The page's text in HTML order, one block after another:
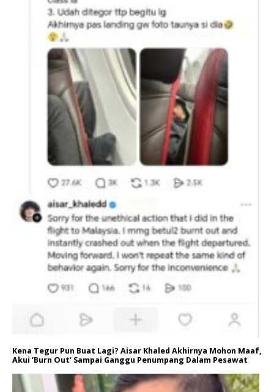
Kena Tegur Pun Buat Lagi? Aisar Khaled Akhirnya Mohon Maaf,
Akui ‘Burn Out’ Sampai Ganggu Penumpang Dalam Pesawat